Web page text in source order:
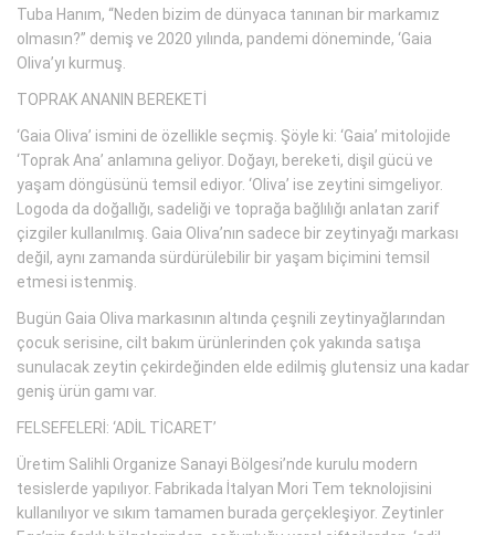
Tuba Hanım, “Neden bizim de dünyaca tanınan bir markamız
olmasın?” demiş ve 2020 yılında, pandemi döneminde, ‘Gaia
Oliva’yı kurmuş.
TOPRAK ANANIN BEREKETİ
‘Gaia Oliva’ ismini de özellikle seçmiş. Şöyle ki: ‘Gaia’ mitolojide
‘Toprak Ana’ anlamına geliyor. Doğayı, bereketi, dişil gücü ve
yaşam döngüsünü temsil ediyor. ‘Oliva’ ise zeytini simgeliyor.
Logoda da doğallığı, sadeliği ve toprağa bağlılığı anlatan zarif
çizgiler kullanılmış. Gaia Oliva’nın sadece bir zeytinyağı markası
değil, aynı zamanda sürdürülebilir bir yaşam biçimini temsil
etmesi istenmiş.
Bugün Gaia Oliva markasının altında çeşnili zeytinyağlarından
çocuk serisine, cilt bakım ürünlerinden çok yakında satışa
sunulacak zeytin çekirdeğinden elde edilmiş glutensiz una kadar
geniş ürün gamı var.
FELSEFELERİ: ‘ADİL TİCARET’
Üretim Salihli Organize Sanayi Bölgesi’nde kurulu modern
tesislerde yapılıyor. Fabrikada İtalyan Mori Tem teknolojisini
kullanılıyor ve sıkım tamamen burada gerçekleşiyor. Zeytinler